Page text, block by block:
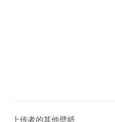
上传者的其他壁紙